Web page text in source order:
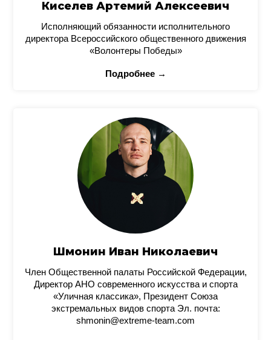
Киселев Артемий Алексеевич
Исполняющий обязанности исполнительного
директора Всероссийского общественного движения
«Волонтеры Победы»
Подробнее →
Шмонин Иван Николаевич
Член Общественной палаты Российской Федерации,
Директор АНО современного искусства и спорта
«Уличная классика», Президент Союза
экстремальных видов спорта Эл. почта:
shmonin@extreme-team.com